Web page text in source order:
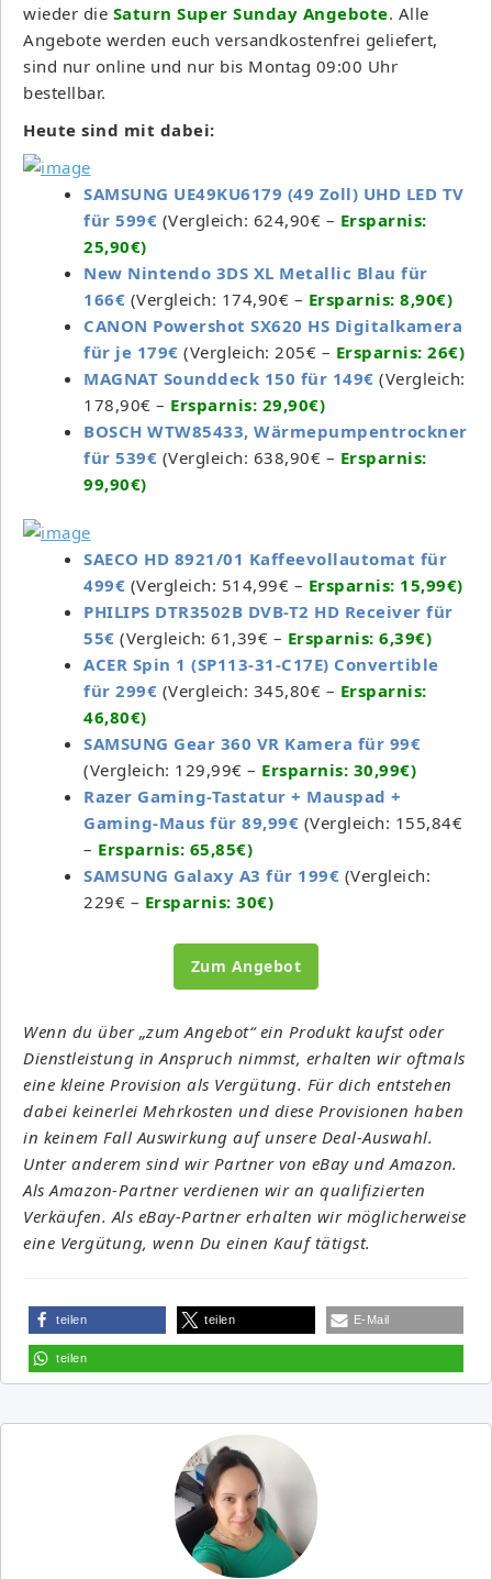
wieder die Saturn Super Sunday Angebote. Alle
Angebote werden euch versandkostenfrei geliefert,
sind nur online und nur bis Montag 09:00 Uhr
bestellbar.
Heute sind mit dabei:
SAMSUNG UE49KU6179 (49 Zoll) UHD LED TV
für 599€ (Vergleich: 624,90€ – Ersparnis:
25,90€)
New Nintendo 3DS XL Metallic Blau für
166€ (Vergleich: 174,90€ – Ersparnis: 8,90€)
CANON Powershot SX620 HS Digitalkamera
für je 179€ (Vergleich: 205€ – Ersparnis: 26€)
MAGNAT Sounddeck 150 für 149€ (Vergleich:
178,90€ – Ersparnis: 29,90€)
BOSCH WTW85433, Wärmepumpentrockner
für 539€ (Vergleich: 638,90€ – Ersparnis:
99,90€)
SAECO HD 8921/01 Kaffeevollautomat für
499€ (Vergleich: 514,99€ – Ersparnis: 15,99€)
PHILIPS DTR3502B DVB-T2 HD Receiver für
55€ (Vergleich: 61,39€ – Ersparnis: 6,39€)
ACER Spin 1 (SP113-31-C17E) Convertible
für 299€ (Vergleich: 345,80€ – Ersparnis:
46,80€)
SAMSUNG Gear 360 VR Kamera für 99€
(Vergleich: 129,99€ – Ersparnis: 30,99€)
Razer Gaming-Tastatur + Mauspad +
Gaming-Maus für 89,99€ (Vergleich: 155,84€
– Ersparnis: 65,85€)
SAMSUNG Galaxy A3 für 199€ (Vergleich:
229€ – Ersparnis: 30€)
Zum Angebot
Wenn du über „zum Angebot“ ein Produkt kaufst oder
Dienstleistung in Anspruch nimmst, erhalten wir oftmals
eine kleine Provision als Vergütung. Für dich entstehen
dabei keinerlei Mehrkosten und diese Provisionen haben
in keinem Fall Auswirkung auf unsere Deal-Auswahl.
Unter anderem sind wir Partner von eBay und Amazon.
Als Amazon-Partner verdienen wir an qualifizierten
Verkäufen. Als eBay-Partner erhalten wir möglicherweise
eine Vergütung, wenn Du einen Kauf tätigst.
teilen teilen E-Mail
teilen